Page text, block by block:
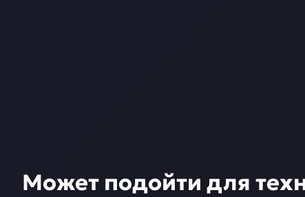
Может подойти для